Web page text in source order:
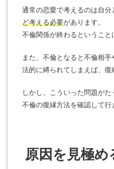
通常の恋愛で考えるのは自
ど考える必要があります。
不倫関係が終わるということ
また、不倫となると不倫相
法的に縛られてしまえば、復
しかし、こういった問題が
不倫の復縁方法を確認して行
原因を見極め